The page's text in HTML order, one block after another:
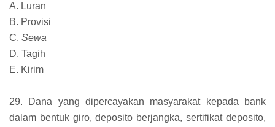
A. Luran
B. Provisi
C. Sewa
D. Tagih
E. Kirim
29. Dana yang dipercayakan masyarakat kepada bank
dalam bentuk giro, deposito berjangka, sertifikat deposito,